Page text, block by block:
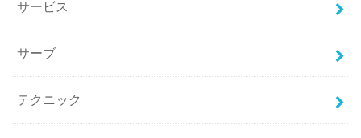
サービス
サーブ
テクニック